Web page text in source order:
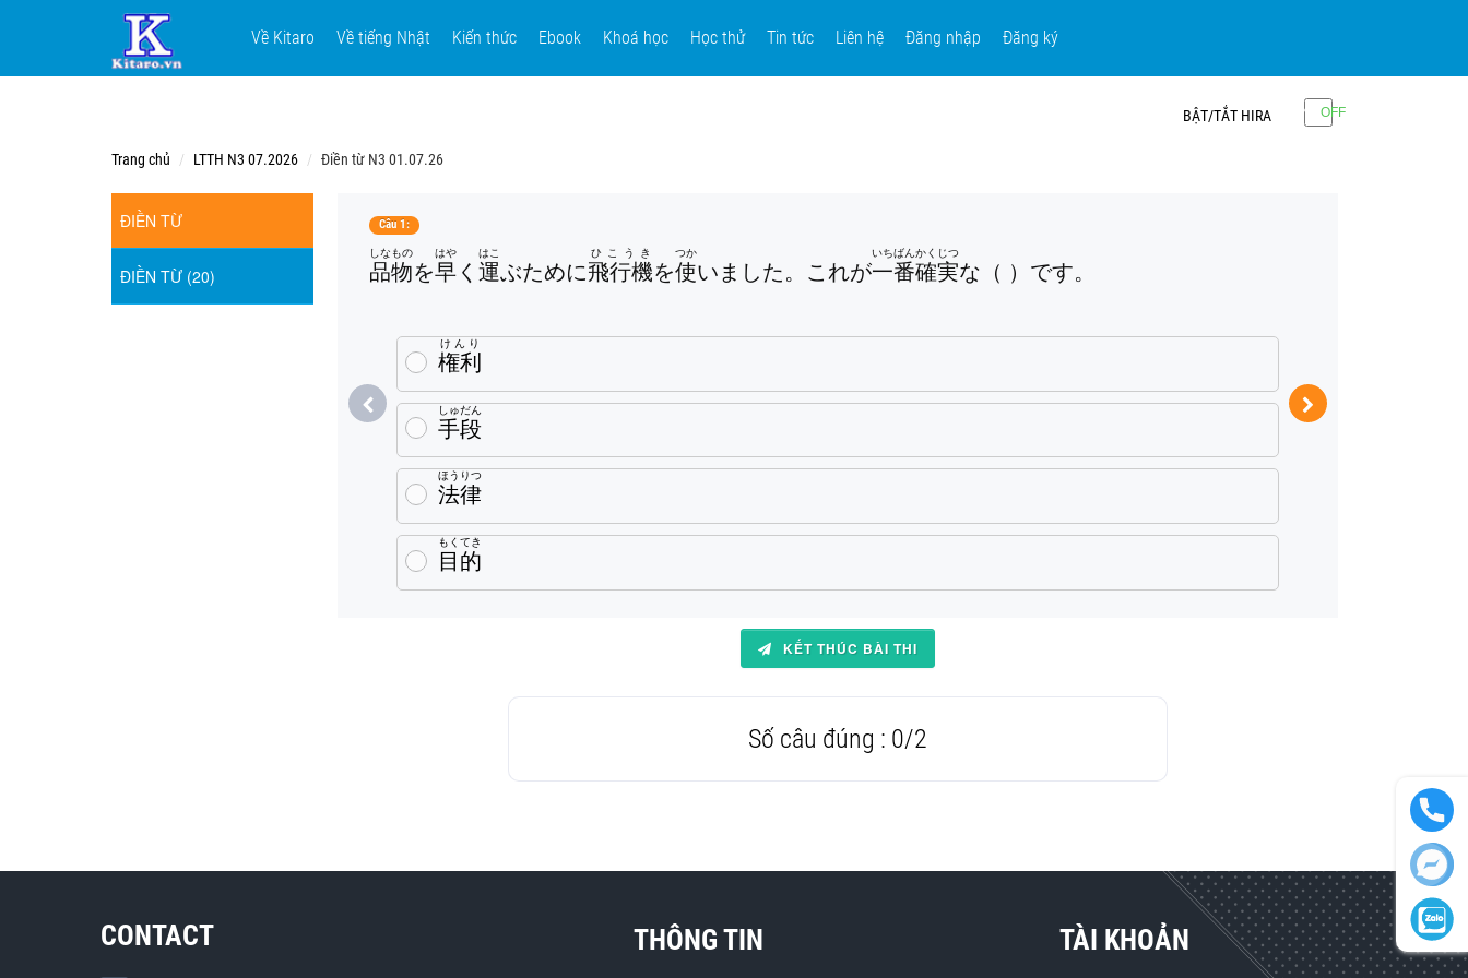
Về Kitaro Về tiếng Nhật Kiến thức Ebook Khoá học Học thử Tin tức Liên hệ Đăng nhập Đăng ký
BẬT/TẮT HIRA
Trang chủ LTTH N3 07.2026 Điền từ N3 01.07.26
ĐIỀN TỪ
ĐIỀN TỪ (20)
Câu 1:
品物
しなもの
を早
はや
く運
はこ
ぶために飛行機
ひこうき
を使
つか
いました。これが一番
いちばん
確実
かくじつ
な（ ）です。
権利
けんり
手段
しゅだん
法律
ほうりつ
目的
もくてき
KẾT THÚC BÀI THI
Số câu đúng : 0/2
CONTACT THÔNG TIN TÀI KHOẢN